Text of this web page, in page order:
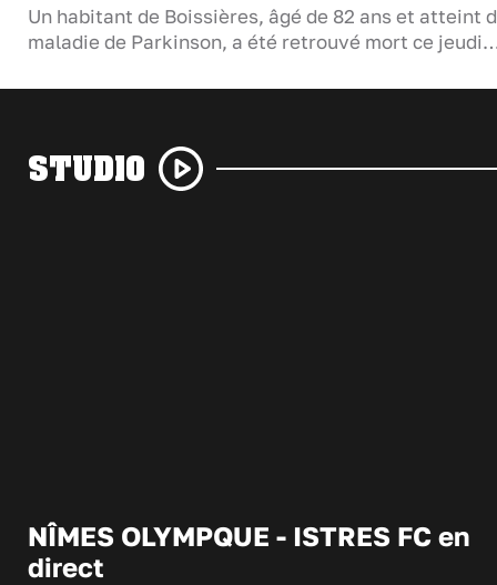
Un habitant de Boissières, âgé de 82 ans et atteint
maladie de Parkinson, a été retrouvé mort ce
STUDIO
NÎMES OLYMPQUE - ISTRES FC en
direct